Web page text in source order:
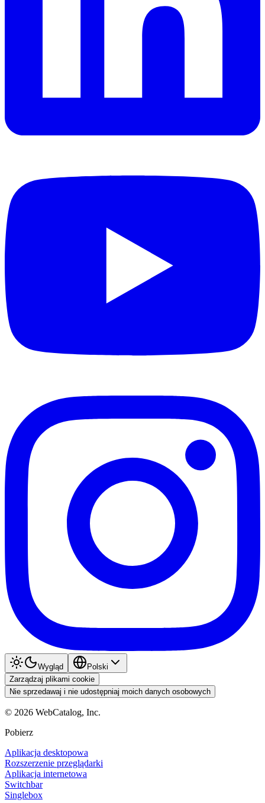
Wygląd
Polski
Zarządzaj plikami cookie
Nie sprzedawaj i nie udostępniaj moich danych osobowych
© 2026 WebCatalog, Inc.
Pobierz
Aplikacja desktopowa
Rozszerzenie przeglądarki
Aplikacja internetowa
Switchbar
Singlebox